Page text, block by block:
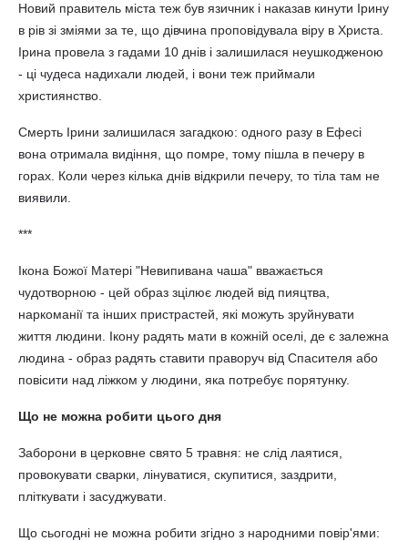
Новий правитель міста теж був язичник і наказав кинути Ірину
в рів зі зміями за те, що дівчина проповідувала віру в Христа.
Ірина провела з гадами 10 днів і залишилася неушкодженою
- ці чудеса надихали людей, і вони теж приймали
християнство.
Смерть Ірини залишилася загадкою: одного разу в Ефесі
вона отримала видіння, що помре, тому пішла в печеру в
горах. Коли через кілька днів відкрили печеру, то тіла там не
виявили.
***
Ікона Божої Матері "Невипивана чаша" вважається
чудотворною - цей образ зцілює людей від пияцтва,
наркоманії та інших пристрастей, які можуть зруйнувати
життя людини. Ікону радять мати в кожній оселі, де є залежна
людина - образ радять ставити праворуч від Спасителя або
повісити над ліжком у людини, яка потребує порятунку.
Що не можна робити цього дня
Заборони в церковне свято 5 травня: не слід лаятися,
провокувати сварки, лінуватися, скупитися, заздрити,
пліткувати і засуджувати.
Що сьогодні не можна робити згідно з народними повір'ями: